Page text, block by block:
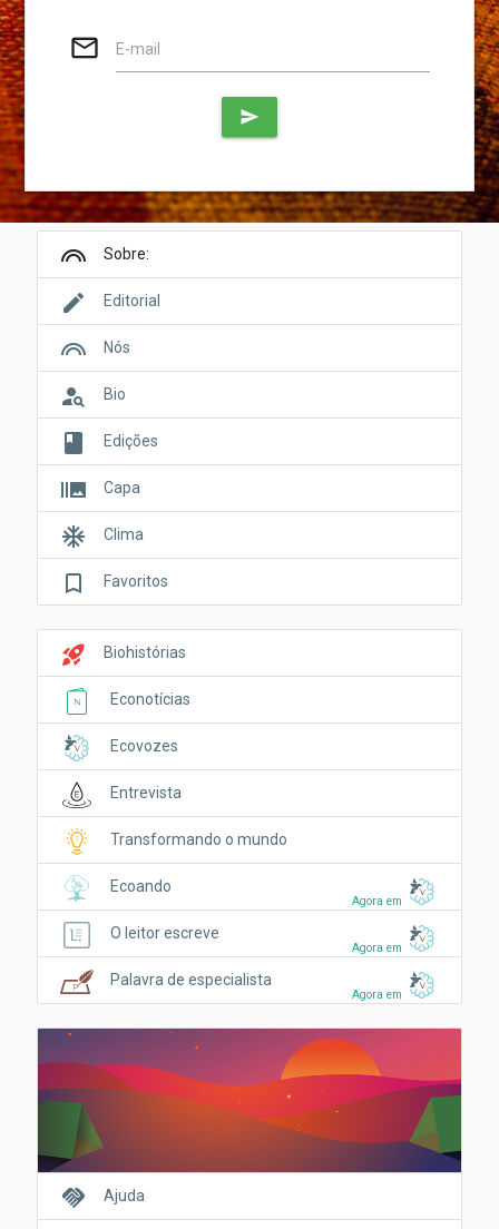
mail_outline E-mail
send
looks Sobre:
edit Editorial
looks Nós
person_search Bio
book Edições
burst_mode Capa
ac_unit Clima
bookmark_border Favoritos
rocket_launch Biohistórias
Econotícias
Ecovozes
Entrevista
Transformando o mundo
Agora em
Ecoando
Agora em
O leitor escreve
Agora em
Palavra de especialista
handshake Ajuda